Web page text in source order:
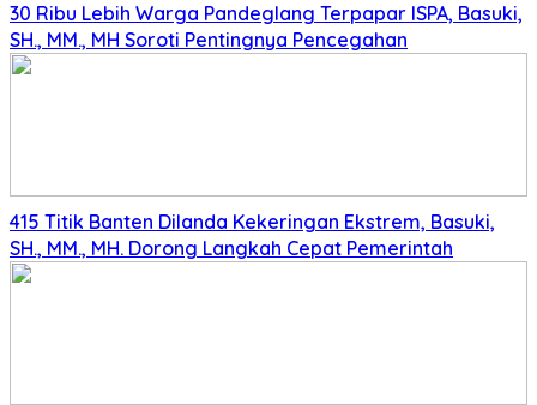
30 Ribu Lebih Warga Pandeglang Terpapar ISPA, Basuki,
SH., MM., MH Soroti Pentingnya Pencegahan
415 Titik Banten Dilanda Kekeringan Ekstrem, Basuki,
SH., MM., MH. Dorong Langkah Cepat Pemerintah